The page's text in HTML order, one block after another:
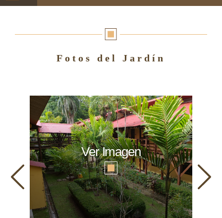
Fotos del Jardín
Ver Imagen